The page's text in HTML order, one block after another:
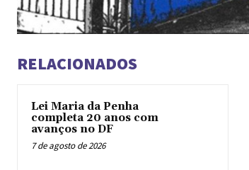
RELACIONADOS
Lei Maria da Penha
completa 20 anos com
avanços no DF
7 de agosto de 2026